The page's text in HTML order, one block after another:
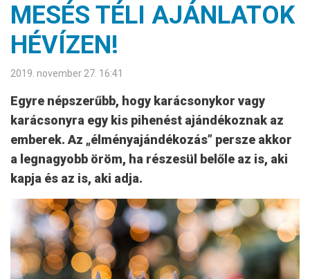
MESÉS TÉLI AJÁNLATOK
HÉVÍZEN!
2019. november 27. 16:41
Egyre népszerűbb, hogy karácsonykor vagy
karácsonyra egy kis pihenést ajándékoznak az
emberek. Az „élményajándékozás” persze akkor
a legnagyobb öröm, ha részesül belőle az is, aki
kapja és az is, aki adja.